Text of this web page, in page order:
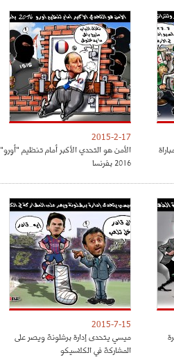
2015-2-17
الأمن هو التحدي الأكبر أمام تنظيم "أورو"
2016 بفرنسا
2015-7-15
ميسي يتحدى إدارة برشلونة ويصر على
المشاركة في الكلاسيكو